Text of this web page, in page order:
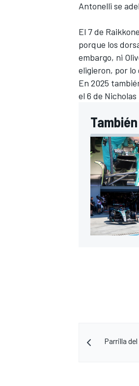
MÁS CATEGORÍAS
Antonelli se
El 7 de
porque los
embargo, ni
eligieron, por lo
En 2025
el 6 de
Parrilla